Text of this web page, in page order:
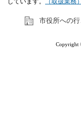
市役所への
Copyright